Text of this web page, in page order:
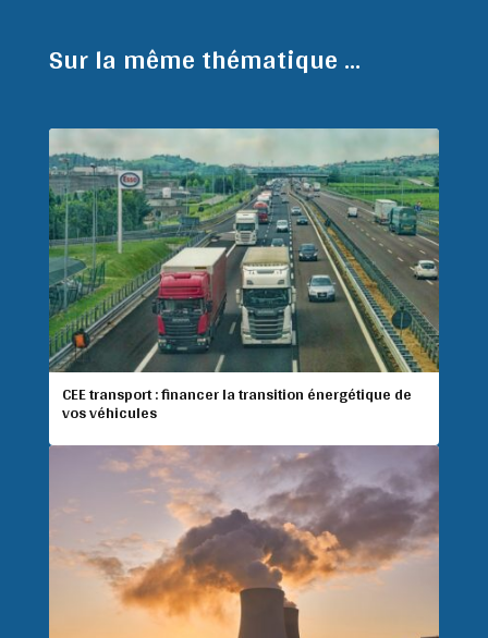
Sur la même thématique ...
CEE transport : financer la transition énergétique de
vos véhicules